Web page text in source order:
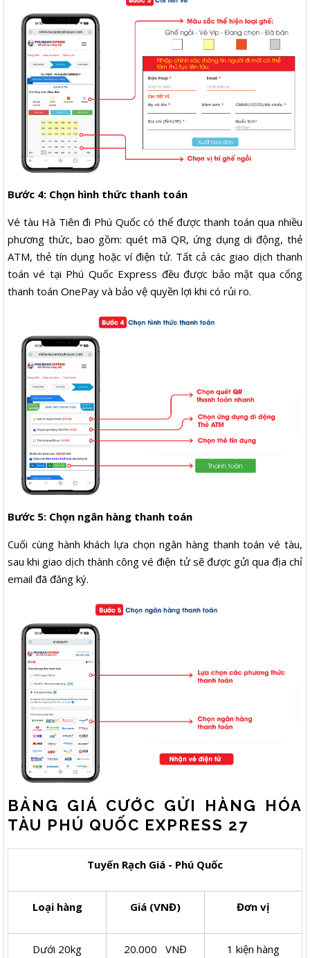
Bước 4: Chọn hình thức thanh toán
Vé tàu Hà Tiên đi Phú Quốc có thể được thanh toán qua nhiều
phương thức, bao gồm: quét mã QR, ứng dụng di động, thẻ
ATM, thẻ tín dụng hoặc ví điện tử. Tất cả các giao dịch thanh
toán vé tại Phú Quốc Express đều được bảo mật qua cổng
thanh toán OnePay và bảo vệ quyền lợi khi có rủi ro.
Bước 5: Chọn ngân hàng thanh toán
Cuối cùng hành khách lựa chọn ngân hàng thanh toán vé tàu,
sau khi giao dịch thành công vé điện tử sẽ được gửi qua địa chỉ
email đã đăng ký.
BẢNG GIÁ CƯỚC GỬI HÀNG HÓA
TÀU PHÚ QUỐC EXPRESS 27
Tuyến Rạch Giá - Phú Quốc
Loại hàng Giá (VNĐ) Đơn vị
Dưới 20kg 20.000 VNĐ 1 kiện hàng